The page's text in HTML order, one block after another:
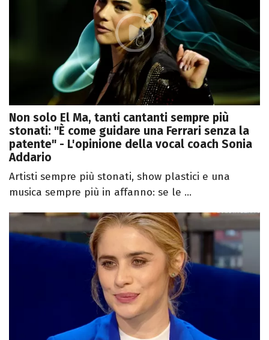
Non solo El Ma, tanti cantanti sempre più
stonati: "È come guidare una Ferrari senza la
patente" - L'opinione della vocal coach Sonia
Addario
Artisti sempre più stonati, show plastici e una
musica sempre più in affanno: se le ...